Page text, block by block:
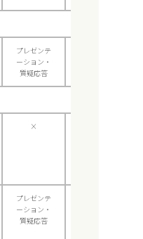
プレゼンテ
ーション・
質疑応答
×
プレゼンテ
ーション・
質疑応答